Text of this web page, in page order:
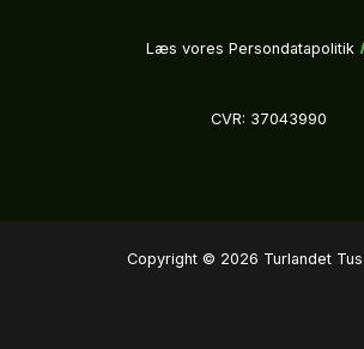
Læs vores Persondatapolitik
CVR: 37043990
Copyright © 2026 Turlandet